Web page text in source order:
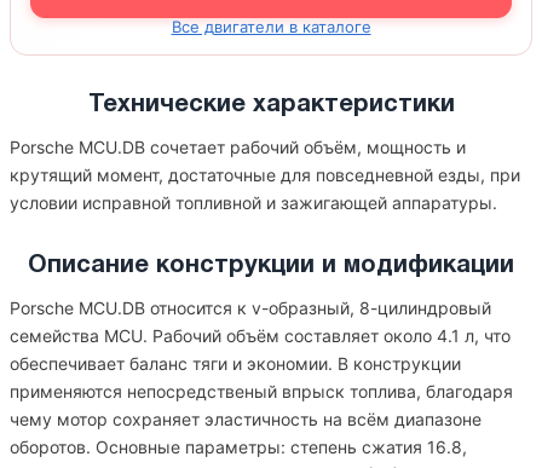
Все двигатели в каталоге
Технические характеристики
Porsche MCU.DB сочетает рабочий объём, мощность и
крутящий момент, достаточные для повседневной езды, при
условии исправной топливной и зажигающей аппаратуры.
Описание конструкции и модификации
Porsche MCU.DB относится к v-образный, 8-цилиндровый
семейства MCU. Рабочий объём составляет около 4.1 л, что
обеспечивает баланс тяги и экономии. В конструкции
применяются непосредственый впрыск топлива, благодаря
чему мотор сохраняет эластичность на всём диапазоне
оборотов. Основные параметры: степень сжатия 16.8,